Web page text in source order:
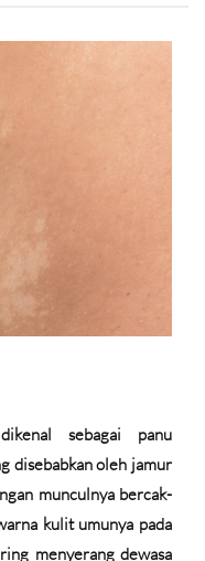
sebagai panu
disebabkan oleh jamur
munculnya bercak-
kulit umunya pada
menyerang dewasa